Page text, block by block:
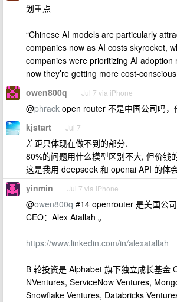
划重点
“Chinese AI models are particularly
companies now as AI costs skyrocket,
companies were prioritizing AI adoption
now they’re getting more cost-
owen800q Jul 7 via iPhone
@phrack open router 不是中国公司吗，
kjstart Jul 7
差距只体现在做不到的部分.
80%的问题用什么模型区别不大, 但价钱
这是我用 deepseek 和 openai API 的体
yinmin Jul 7 via iPhone
@owen800q #14 openrouter 是美国公
CEO：Alex Atallah 。
https://www.linkedin.com/in/alexatallah
B 轮投资是 Alphabet 旗下独立成长基金
NVentures, ServiceNow Ventures,
Snowflake Ventures, Databricks